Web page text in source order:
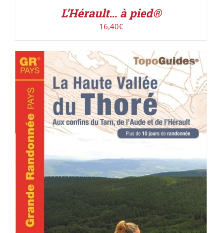
L’Hérault… à pied®
16,40€
ACHETER LE PRODUIT /